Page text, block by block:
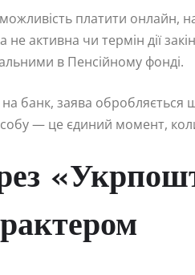
платити онлайн,
активна чи термін дії
в Пенсійному фонді.
банк, заява обробляється
— це єдиний момент,